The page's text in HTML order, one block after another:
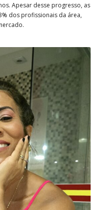
Apesar desse progresso, as
dos profissionais da área,